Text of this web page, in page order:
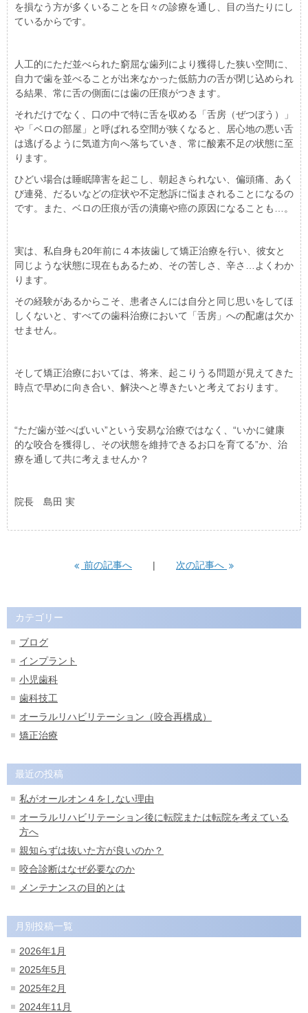
を損なう方が多くいることを日々の診療を通し、目の当たりにし
ているからです。
人工的にただ並べられた窮屈な歯列により獲得した狭い空間に、
自力で歯を並べることが出来なかった低筋力の舌が閉じ込められ
る結果、常に舌の側面には歯の圧痕がつきます。
それだけでなく、口の中で特に舌を収める「舌房（ぜつぼう）」
や「ベロの部屋」と呼ばれる空間が狭くなると、居心地の悪い舌
は逃げるように気道方向へ落ちていき、常に酸素不足の状態に至
ります。
ひどい場合は睡眠障害を起こし、朝起きられない、偏頭痛、あく
び連発、だるいなどの症状や不定愁訴に悩まされることになるの
です。また、ベロの圧痕が舌の潰瘍や癌の原因になることも…。
実は、私自身も20年前に４本抜歯して矯正治療を行い、彼女と
同じような状態に現在もあるため、その苦しさ、辛さ…よくわか
ります。
その経験があるからこそ、患者さんには自分と同じ思いをしてほ
しくないと、すべての歯科治療において「舌房」への配慮は欠か
せません。
そして矯正治療においては、将来、起こりうる問題が見えてきた
時点で早めに向き合い、解決へと導きたいと考えております。
“ただ歯が並べばいい”という安易な治療ではなく、“いかに健康
的な咬合を獲得し、その状態を維持できるお口を育てる”か、治
療を通して共に考えませんか？
院長 島田 実
前の記事へ 次の記事へ
カテゴリー
ブログ
インプラント
小児歯科
歯科技工
オーラルリハビリテーション（咬合再構成）
矯正治療
最近の投稿
私がオールオン４をしない理由
オーラルリハビリテーション後に転院または転院を考えている
方へ
親知らずは抜いた方が良いのか？
咬合診断はなぜ必要なのか
メンテナンスの目的とは
月別投稿一覧
2026年1月
2025年5月
2025年2月
2024年11月